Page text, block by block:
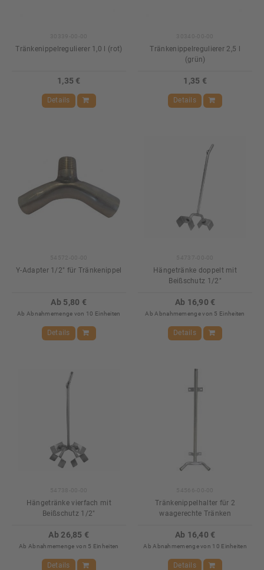
Tränkenippelregulierer 1,0 l (rot)
1,35 €
Details
Tränkenippelregulierer 2,5 l
(grün)
1,35 €
Details
Y-Adapter 1/2" für Tränkenippel
Ab 5,80 €
Ab Abnahmemenge von 10 Einheiten
Details
Hängetränke doppelt mit
Beißschutz 1/2"
Ab 16,90 €
Ab Abnahmemenge von 5 Einheiten
Details
Hängetränke vierfach mit
Beißschutz 1/2"
Ab 26,85 €
Ab Abnahmemenge von 5 Einheiten
Details
Tränkenippelhalter für 2
waagerechte Tränken
Ab 16,40 €
Ab Abnahmemenge von 10 Einheiten
Details